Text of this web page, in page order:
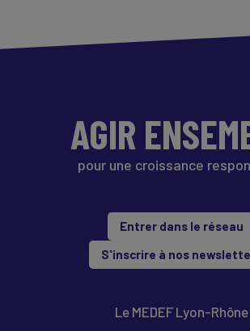
AGIR
pour une croissance
Entrer dans le réseau
S'inscrire à nos
Le MEDEF Lyon-Rhône